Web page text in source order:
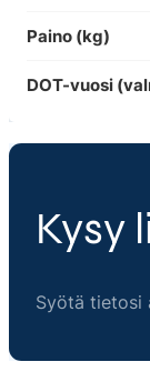
Paino (kg)
DOT-vuosi
Kysy
Syötä tietosi